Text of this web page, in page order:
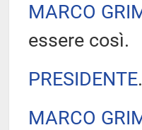
MARCO
essere così.
PRESIDENTE
MARCO